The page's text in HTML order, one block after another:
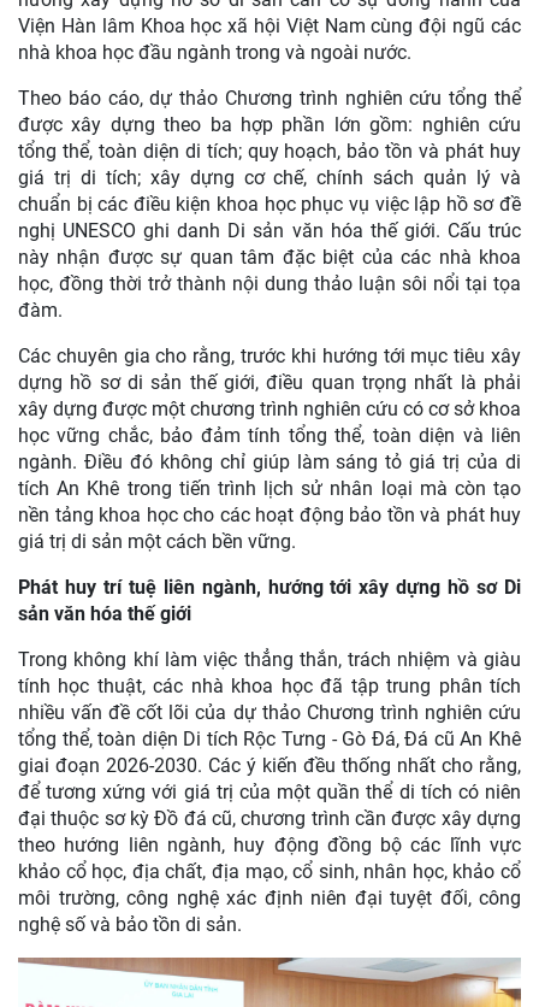
Viện Hàn lâm Khoa học xã hội Việt Nam cùng đội ngũ các
nhà khoa học đầu ngành trong và ngoài nước.
Theo báo cáo, dự thảo Chương trình nghiên cứu tổng thể
được xây dựng theo ba hợp phần lớn gồm: nghiên cứu
tổng thể, toàn diện di tích; quy hoạch, bảo tồn và phát huy
giá trị di tích; xây dựng cơ chế, chính sách quản lý và
chuẩn bị các điều kiện khoa học phục vụ việc lập hồ sơ đề
nghị UNESCO ghi danh Di sản văn hóa thế giới. Cấu trúc
này nhận được sự quan tâm đặc biệt của các nhà khoa
học, đồng thời trở thành nội dung thảo luận sôi nổi tại tọa
đàm.
Các chuyên gia cho rằng, trước khi hướng tới mục tiêu xây
dựng hồ sơ di sản thế giới, điều quan trọng nhất là phải
xây dựng được một chương trình nghiên cứu có cơ sở khoa
học vững chắc, bảo đảm tính tổng thể, toàn diện và liên
ngành. Điều đó không chỉ giúp làm sáng tỏ giá trị của di
tích An Khê trong tiến trình lịch sử nhân loại mà còn tạo
nền tảng khoa học cho các hoạt động bảo tồn và phát huy
giá trị di sản một cách bền vững.
Phát huy trí tuệ liên ngành, hướng tới xây dựng hồ sơ Di
sản văn hóa thế giới
Trong không khí làm việc thẳng thắn, trách nhiệm và giàu
tính học thuật, các nhà khoa học đã tập trung phân tích
nhiều vấn đề cốt lõi của dự thảo Chương trình nghiên cứu
tổng thể, toàn diện Di tích Rộc Tưng - Gò Đá, Đá cũ An Khê
giai đoạn 2026-2030. Các ý kiến đều thống nhất cho rằng,
để tương xứng với giá trị của một quần thể di tích có niên
đại thuộc sơ kỳ Đồ đá cũ, chương trình cần được xây dựng
theo hướng liên ngành, huy động đồng bộ các lĩnh vực
khảo cổ học, địa chất, địa mạo, cổ sinh, nhân học, khảo cổ
môi trường, công nghệ xác định niên đại tuyệt đối, công
nghệ số và bảo tồn di sản.